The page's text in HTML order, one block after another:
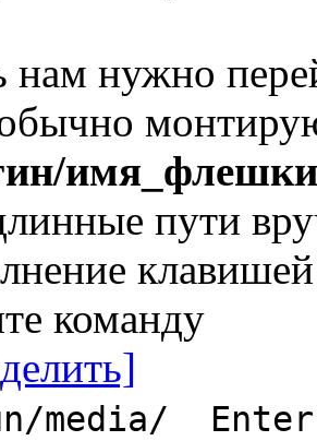
нам нужно
имя_флешки
пути
команду
media/ Enter